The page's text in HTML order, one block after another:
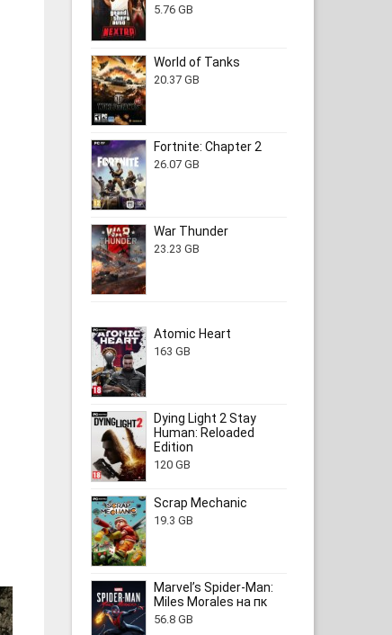
5.76 GB
World of Tanks
20.37 GB
Fortnite: Chapter 2
26.07 GB
War Thunder
23.23 GB
Atomic Heart
163 GB
Dying Light 2 Stay
Human: Reloaded
Edition
120 GB
Scrap Mechanic
19.3 GB
Marvel’s Spider-Man:
Miles Morales на пк
56.8 GB